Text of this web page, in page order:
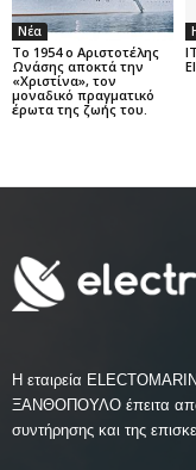
Νέα
Το 1954 ο Αριστοτέλης
Ωνάσης αποκτά την
«Χριστίνα», τον
μοναδικό πραγματικό
έρωτα της ζωής του.
Η εταιρεία
ΞΑΝΘΟΠΟΥΛΟ έπειτα από
συντήρησης και της